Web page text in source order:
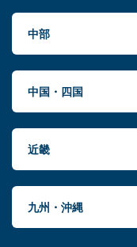
中部
中国・四国
近畿
九州・沖縄